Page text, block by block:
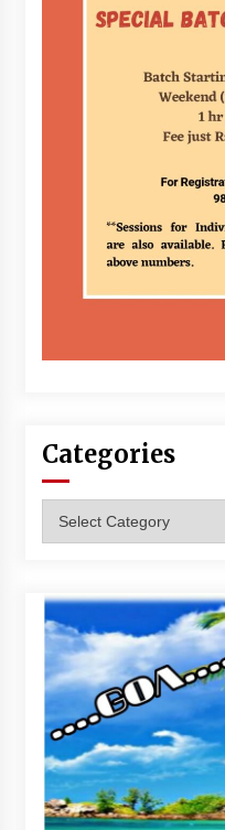
Categories